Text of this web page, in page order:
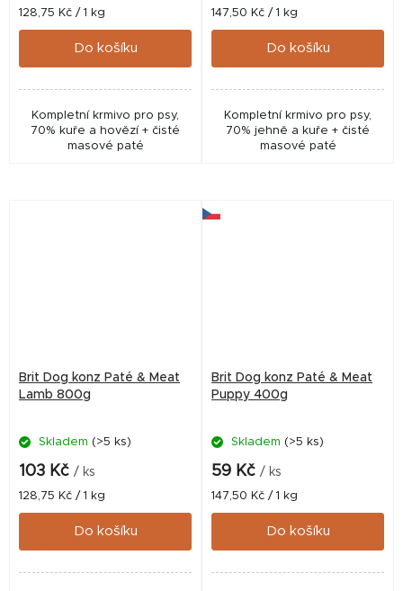
Měrná
cena:
128,75 Kč / 1 kg
Do košíku
Kompletní krmivo pro psy,
70% kuře a hovězí + čisté
masové paté
Měrná
cena:
147,50 Kč / 1 kg
Do košíku
Kompletní krmivo pro psy,
70% jehně a kuře + čisté
masové paté
Brit Dog konz Paté & Meat
Lamb 800g
Skladem (>5 ks)
103 Kč / ks
Měrná
cena:
128,75 Kč / 1 kg
Do košíku
Brit Dog konz Paté & Meat
Puppy 400g
Skladem (>5 ks)
59 Kč / ks
Měrná
cena:
147,50 Kč / 1 kg
Do košíku